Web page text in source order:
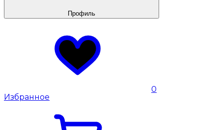
Профиль
0
Избранное